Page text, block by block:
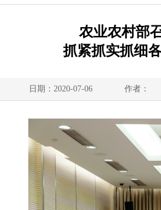
农业农村部
抓紧抓实抓细
日期：2020-07-06 作者：